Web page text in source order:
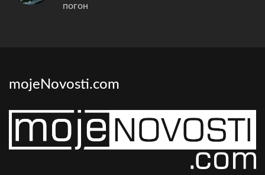
погон
mojeNovosti.com